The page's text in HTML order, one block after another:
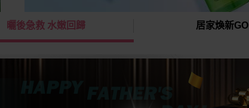
曬後急救 水嫩回歸 居家煥新GO